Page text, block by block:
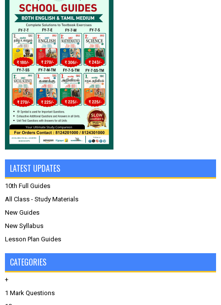
LATEST UPDATES
10th Full Guides
All Class - Study Materials
New Guides
New Syllabus
Lesson Plan Guides
CATEGORIES
+
1 Mark Questions